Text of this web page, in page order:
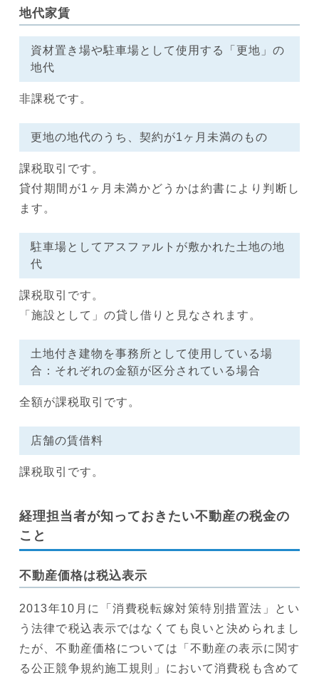
地代家賃
資材置き場や駐車場として使用する「更地」の
地代
非課税です。
更地の地代のうち、契約が1ヶ月未満のもの
課税取引です。
貸付期間が1ヶ月未満かどうかは約書により判断し
ます。
駐車場としてアスファルトが敷かれた土地の地
代
課税取引です。
「施設として」の貸し借りと見なされます。
土地付き建物を事務所として使用している場
合：それぞれの金額が区分されている場合
全額が課税取引です。
店舗の賃借料
課税取引です。
経理担当者が知っておきたい不動産の税金の
こと
不動産価格は税込表示
2013年10月に「消費税転嫁対策特別措置法」とい
う法律で税込表示ではなくても良いと決められまし
たが、不動産価格については「不動産の表示に関す
る公正競争規約施工規則」において消費税も含めて